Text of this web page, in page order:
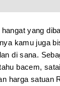
yang
kamu juga
di sana.
bacem,
harga satuan